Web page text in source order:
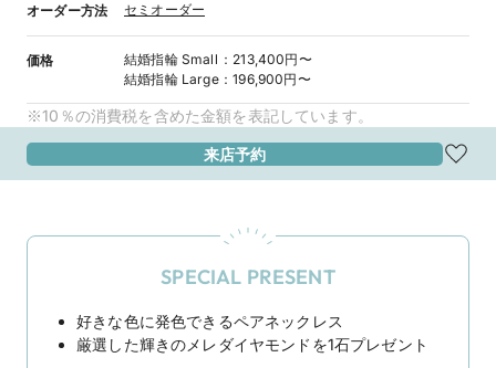
オーダー方法 セミオーダー
価格 結婚指輪 Small ： 213,400円〜
結婚指輪 Large ：196,900円〜
※10％の消費税を含めた金額を表記しています。
来店予約
SPECIAL PRESENT
好きな色に発色できるペアネックレス
厳選した輝きのメレダイヤモンドを1石プレゼント